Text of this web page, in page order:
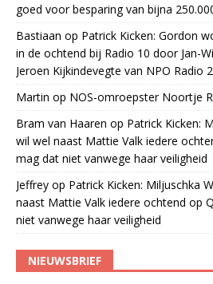
goed voor besparing van bijna
Bastiaan op Patrick Kicken: Gordon
in de ochtend bij Radio 10 door Jan-
Jeroen Kijkindevegte van NPO Radio 2
Martin op NOS-omroepster Noortje
Bram van Haaren op Patrick Kicken:
wil wel naast Mattie Valk iedere
mag dat niet vanwege haar veiligheid
Jeffrey op Patrick Kicken: Miljuschka
naast Mattie Valk iedere ochtend op
niet vanwege haar veiligheid
NIEUWSBRIEF